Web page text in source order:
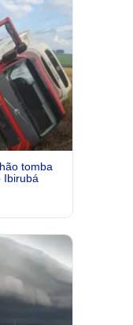
tomba
Ibirubá